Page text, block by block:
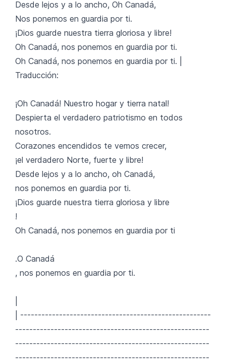
Desde lejos y a lo ancho, Oh Canadá,
Nos ponemos en guardia por ti.
¡Dios guarde nuestra tierra gloriosa y libre!
Oh Canadá, nos ponemos en guardia por ti.
Oh Canadá, nos ponemos en guardia por ti. |
Traducción:
¡Oh Canadá! Nuestro hogar y tierra natal!
Despierta el verdadero patriotismo en todos
nosotros.
Corazones encendidos te vemos crecer,
¡el verdadero Norte, fuerte y libre!
Desde lejos y a lo ancho, oh Canadá,
nos ponemos en guardia por ti.
¡Dios guarde nuestra tierra gloriosa y libre
!
Oh Canadá, nos ponemos en guardia por ti
.O Canadá
, nos ponemos en guardia por ti.
| ------------------------------------------------------
-------------------------------------------------------
-------------------------------------------------------
-------------------------------------------------------